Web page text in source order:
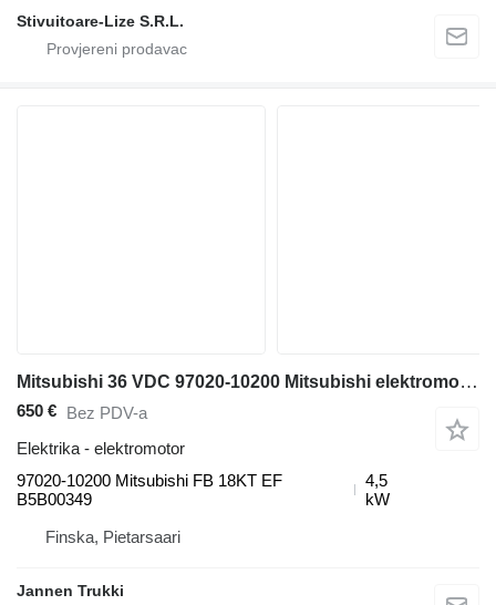
Stivuitoare-Lize S.R.L.
Mitsubishi 36 VDC 97020-10200 Mitsubishi elektromotor za Mitsubishi FB 18KT viljuškara
650 € Bez PDV-a
Elektrika - elektromotor
97020-10200 Mitsubishi FB 18KT EF
B5B00349
4,5
kW
Finska, Pietarsaari
Jannen Trukki